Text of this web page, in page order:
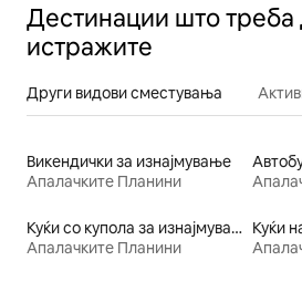
Дестинации што треба
истражите
Други видови сместувања
Викендички за изнајмување
Апалачките Планини
Куќи со купола за изнајмување
Апалачките Планини
Куќи